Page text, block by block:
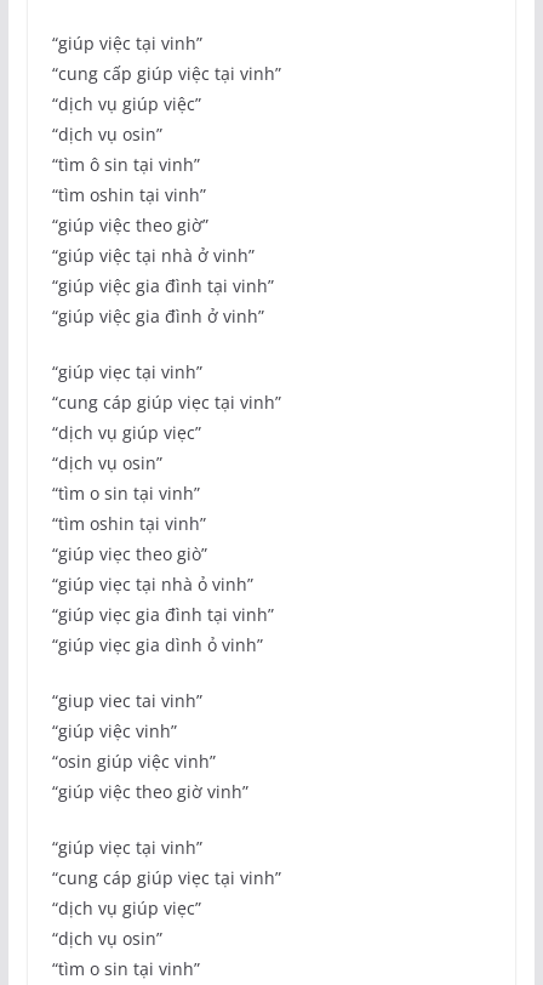
“giúp việc tại vinh”
“cung cấp giúp việc tại vinh”
“dịch vụ giúp việc”
“dịch vụ osin”
“tìm ô sin tại vinh”
“tìm oshin tại vinh”
“giúp việc theo giờ”
“giúp việc tại nhà ở vinh”
“giúp việc gia đình tại vinh”
“giúp việc gia đình ở vinh”
“giúp viẹc tại vinh”
“cung cáp giúp viẹc tại vinh”
“dịch vụ giúp viẹc”
“dịch vụ osin”
“tìm o sin tại vinh”
“tìm oshin tại vinh”
“giúp viẹc theo giò”
“giúp viẹc tại nhà ỏ vinh”
“giúp viẹc gia đình tại vinh”
“giúp viẹc gia dình ỏ vinh”
“giup viec tai vinh”
“giúp việc vinh”
“osin giúp việc vinh”
“giúp việc theo giờ vinh”
“giúp viẹc tại vinh”
“cung cáp giúp viẹc tại vinh”
“dịch vụ giúp viẹc”
“dịch vụ osin”
“tìm o sin tại vinh”